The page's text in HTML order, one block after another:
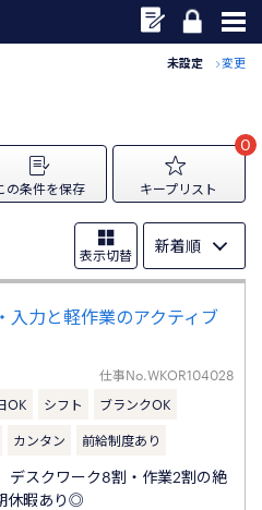
未設定 変更
の条件を保存
キープリスト
0
表示切替
力と軽作業のアクティブ
仕事No.WKOR104028
OK シフト ブランクOK
カンタン 前給制度あり
デスクワーク8割・作業2割の絶
休暇あり◎